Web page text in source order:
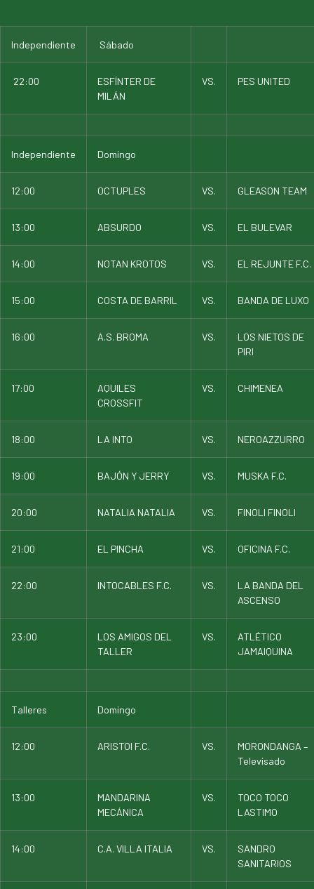
Independiente Sábado
22:00
ESFÍNTER DE
MILÁN
VS. PES UNITED
Independiente Domingo
12:00 OCTUPLES VS. GLEASON TEAM
13:00 ABSURDO VS. EL BULEVAR
14:00 NOTAN KROTOS VS. EL REJUNTE F.C.
15:00 COSTA DE BARRIL VS. BANDA DE LUXO
16:00 A.S. BROMA VS.
LOS NIETOS DE
PIRI
17:00
AQUILES
CROSSFIT
VS. CHIMENEA
18:00 LA INTO VS. NEROAZZURRO
19:00 BAJÓN Y JERRY VS. MUSKA F.C.
20:00 NATALIA NATALIA VS. FINOLI FINOLI
21:00 EL PINCHA VS. OFICINA F.C.
22:00 INTOCABLES F.C. VS.
LA BANDA DEL
ASCENSO
23:00
LOS AMIGOS DEL
TALLER
VS.
ATLÉTICO
JAMAIQUINA
Talleres Domingo
12:00 ARISTOI F.C. VS.
MORONDANGA –
Televisado
13:00
MANDARINA
MECÁNICA
VS.
TOCO TOCO
LASTIMO
14:00 C.A. VILLA ITALIA VS.
SANDRO
SANITARIOS